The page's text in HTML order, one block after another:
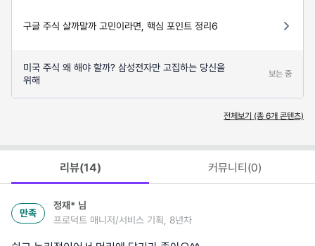
구글 주식 살까말까 고민이라면, 핵심 포인트 정리6
미국 주식 왜 해야 할까? 삼성전자만 고집하는 당신을
위해
보는 중
전체보기 (총 6개 콘텐츠)
리뷰(14) 커뮤니티(0)
만족
정재* 님
프로덕트 매니저/서비스 기획, 8년차